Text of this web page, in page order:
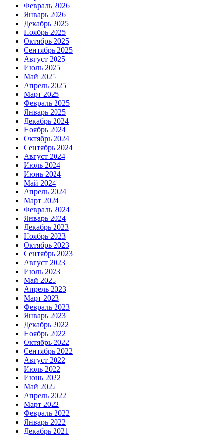
Февраль 2026
Январь 2026
Декабрь 2025
Ноябрь 2025
Октябрь 2025
Сентябрь 2025
Август 2025
Июль 2025
Май 2025
Апрель 2025
Март 2025
Февраль 2025
Январь 2025
Декабрь 2024
Ноябрь 2024
Октябрь 2024
Сентябрь 2024
Август 2024
Июль 2024
Июнь 2024
Май 2024
Апрель 2024
Март 2024
Февраль 2024
Январь 2024
Декабрь 2023
Ноябрь 2023
Октябрь 2023
Сентябрь 2023
Август 2023
Июль 2023
Май 2023
Апрель 2023
Март 2023
Февраль 2023
Январь 2023
Декабрь 2022
Ноябрь 2022
Октябрь 2022
Сентябрь 2022
Август 2022
Июль 2022
Июнь 2022
Май 2022
Апрель 2022
Март 2022
Февраль 2022
Январь 2022
Декабрь 2021